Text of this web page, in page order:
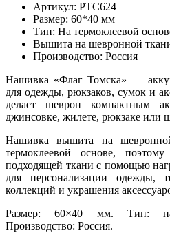
Артикул: PTC624
Размер: 60*40 мм
Тип: На термоклеевой
Вышита на шевронной
Производство: Россия
Нашивка «Флаг Томска» —
для одежды, рюкзаков, сумок и
делает шеврон компактным
джинсовке, жилете, рюкзаке или
Нашивка вышита на
термоклеевой основе,
подходящей ткани с помощью
для персонализации одежды,
коллекций и украшения
Размер: 60×40 мм. Тип: на
Производство: Россия.